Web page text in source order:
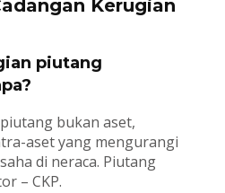
Kerugian
piutang
bukan aset,
aset yang mengurangi
di neraca. Piutang
– CKP.